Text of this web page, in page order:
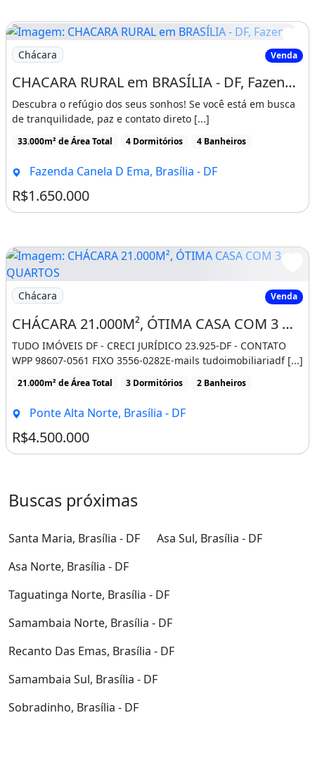
Imagem: CHACARA RURAL em BRASÍLIA - DF, Fazenda
Chácara Venda
CHACARA RURAL em BRASÍLIA - DF, Fazenda Canela D Ema
Descubra o refúgio dos seus sonhos! Se você está em busca
de tranquilidade, paz e contato direto [...]
33.000m² de Área Total 4 Dormitórios 4 Banheiros
Fazenda Canela D Ema, Brasília - DF
R$1.650.000
Imagem: CHÁCARA 21.000M², ÓTIMA CASA COM 3
Chácara Venda
CHÁCARA 21.000M², ÓTIMA CASA COM 3 QUARTOS, SUÍTE, POMAR, ÁRVORES FRUTÍFERAS, COM
TUDO IMÓVEIS DF - CRECI JURÍDICO 23.925-DF - CONTATO
WPP 98607-0561 FIXO 3556-0282E-mails tudoimobiliariadf [...]
21.000m² de Área Total 3 Dormitórios 2 Banheiros
Ponte Alta Norte, Brasília - DF
R$4.500.000
Buscas próximas
Santa Maria, Brasília - DF
Asa Sul, Brasília - DF
Asa Norte, Brasília - DF
Taguatinga Norte, Brasília - DF
Samambaia Norte, Brasília - DF
Recanto Das Emas, Brasília - DF
Samambaia Sul, Brasília - DF
Sobradinho, Brasília - DF